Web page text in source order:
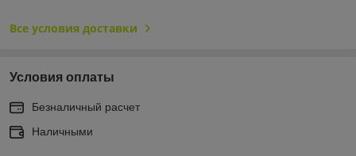
Все условия доставки
Условия оплаты
Безналичный расчет
Наличными